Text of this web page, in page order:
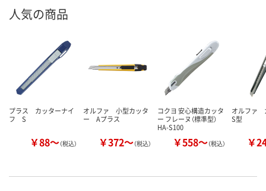
人気の商品
プラス カッターナイ
フ S
￥88～（税込）
オルファ 小型カッタ
ー Aプラス
￥372～（税込）
コクヨ 安心構造カッタ
ー フレーヌ（標準型）
HA-S100
￥558～（税込）
オルファ
S型
￥